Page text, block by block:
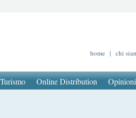
home | chi
Online Distribution Opinioni